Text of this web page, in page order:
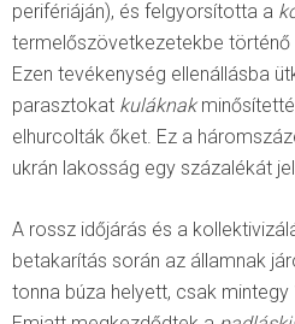
perifériáján), és felgyorsította a
termelőszövetkezetekbe
Ezen tevékenység ellenállásba
parasztokat kuláknak
elhurcolták őket. Ez a
ukrán lakosság egy százalékát
A rossz időjárás és a
betakarítás során az államnak
tonna búza helyett, csak